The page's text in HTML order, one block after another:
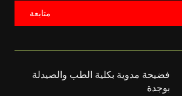
متابعة
فضيحة مدوية بكلية الطب والصيدلة
بوجدة